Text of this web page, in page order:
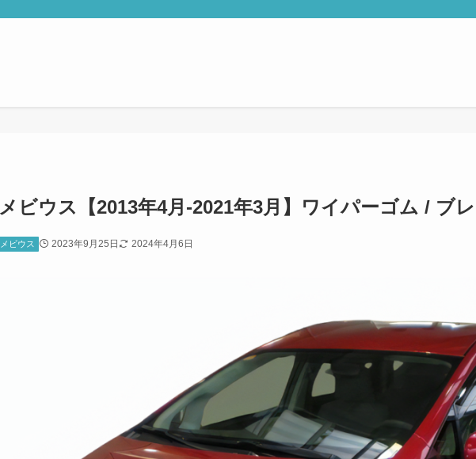
メビウス【2013年4月-2021年3月】ワイパーゴム / ブ
メビウス 2023年9月25日 2024年4月6日